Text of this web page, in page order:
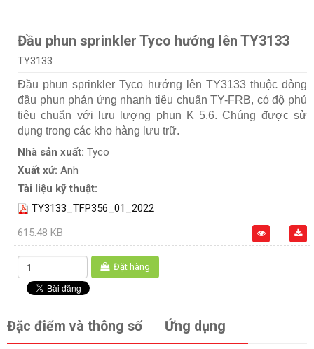
Đầu phun sprinkler Tyco hướng lên TY3133
TY3133
Đầu phun sprinkler Tyco hướng lên TY3133 thuộc dòng
đầu phun phản ứng nhanh tiêu chuẩn TY-FRB, có độ phủ
tiêu chuẩn với lưu lượng phun K 5.6. Chúng được sử
dụng trong các kho hàng lưu trữ.
Nhà sản xuất: Tyco
Xuất xứ: Anh
Tài liệu kỹ thuật:
TY3133_TFP356_01_2022
615.48 KB
Đặt hàng
Đặc điểm và thông số Ứng dụng